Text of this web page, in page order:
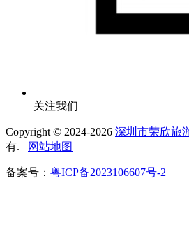
关注我们
Copyright © 2024-2026 深圳市荣欣旅
有.
网站地图
备案号： 粤ICP备2023106607号-2